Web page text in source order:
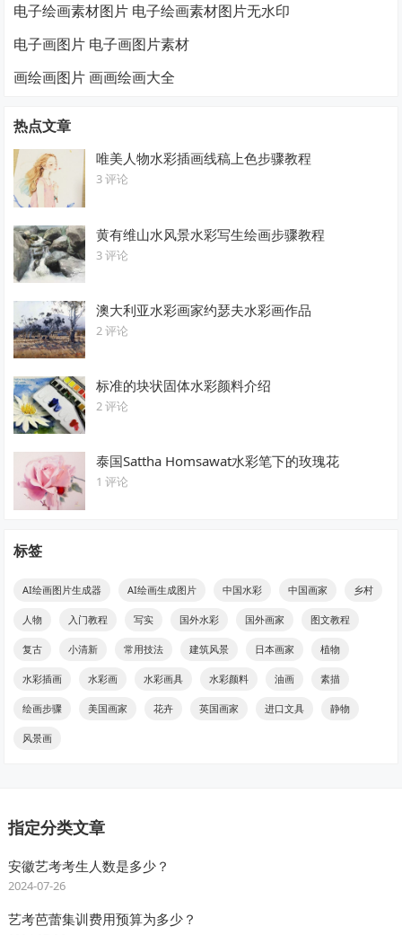
电子绘画素材图片 电子绘画素材图片无水印
电子画图片 电子画图片素材
画绘画图片 画画绘画大全
热点文章
唯美人物水彩插画线稿上色步骤教程
3 评论
黄有维山水风景水彩写生绘画步骤教程
3 评论
澳大利亚水彩画家约瑟夫水彩画作品
2 评论
标准的块状固体水彩颜料介绍
2 评论
泰国Sattha Homsawat水彩笔下的玫瑰花
1 评论
标签
AI绘画图片生成器 AI绘画生成图片 中国水彩 中国画家 乡村
人物 入门教程 写实 国外水彩 国外画家 图文教程
复古 小清新 常用技法 建筑风景 日本画家 植物
水彩插画 水彩画 水彩画具 水彩颜料 油画 素描
绘画步骤 美国画家 花卉 英国画家 进口文具 静物
风景画
指定分类文章
安徽艺考考生人数是多少？
2024-07-26
艺考芭蕾集训费用预算为多少？